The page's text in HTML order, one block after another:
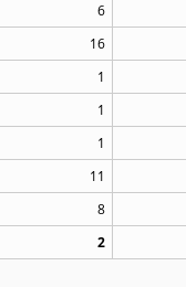
6
16
1
1
1
11
8
2